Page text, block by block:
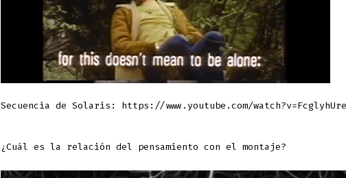
Secuencia de Solaris: https://www.youtube.com/
¿Cuál es la relación del pensamiento con el montaje?